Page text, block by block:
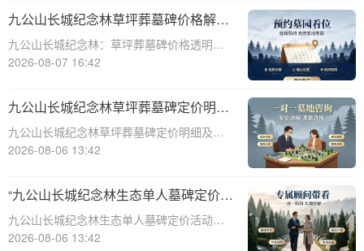
地，九公山长城纪念林凭借其得天独厚的地
理位置和优越的自然环境，成为众
九公山长城纪念林草坪葬墓碑价格解析
及赠予绿植养护服务详解
九公山长城纪念林：草坪葬墓碑价格透明，
赠送绿植养护服务☎ 九公山陵园电话:400-
纪念林地之一，致力于为逝者提供环保、庄
重的安葬选择。草坪葬墓碑作为一种
2026-08-07 16:42
九公山长城纪念林草坪葬墓碑定价明细
活动赠绿植养护服务详解
九公山长城纪念林草坪葬墓碑定价明细及活
动赠绿植养护服务详解☎ 九公山陵园电
意识的增强和对生命意义的深刻理解，草坪
葬墓碑逐渐成为一种新型的、环保的、
2026-08-06 13:42
“九公山长城纪念林生态单人墓碑定价
活动直降数千福利丰厚”
九公山长城纪念林生态单人墓碑定价活动，
直降数千，福利丰厚，为您的亲人提供一个
2026-08-06 13:42